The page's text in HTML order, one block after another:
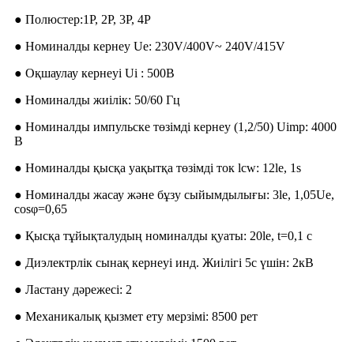
● Полюстер:1P, 2P, 3P, 4P
● Номиналды кернеу Ue: 230V/400V~ 240V/415V
● Оқшаулау кернеуі Ui : 500В
● Номиналды жиілік: 50/60 Гц
● Номиналды импульске төзімді кернеу (1,2/50) Uimp: 4000
В
● Номиналды қысқа уақытқа төзімді ток lcw: 12le, 1s
● Номиналды жасау және бұзу сыйымдылығы: 3le, 1,05Ue,
cosφ=0,65
● Қысқа тұйықталудың номиналды қуаты: 20le, t=0,1 с
● Диэлектрлік сынақ кернеуі инд. Жиілігі 5с үшін: 2кВ
● Ластану дәрежесі: 2
● Механикалық қызмет ету мерзімі: 8500 рет